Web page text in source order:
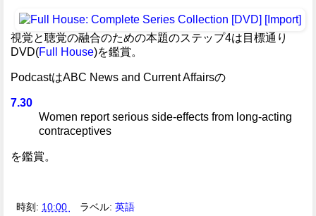
視覚と聴覚の融合のための本題のステップ4は目標通り
DVD(Full House)を鑑賞。
PodcastはABC News and Current Affairsの
7.30
Women report serious side-effects from long-acting
contraceptives
を鑑賞。
時刻: 10:00 ラベル:英語